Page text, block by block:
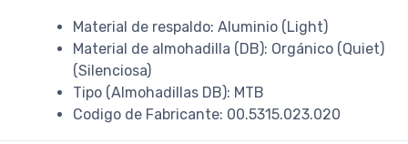
Material de respaldo: Aluminio (Light)
Material de almohadilla (DB): Orgánico (Quiet)
(Silenciosa)
Tipo (Almohadillas DB): MTB
Codigo de Fabricante: 00.5315.023.020